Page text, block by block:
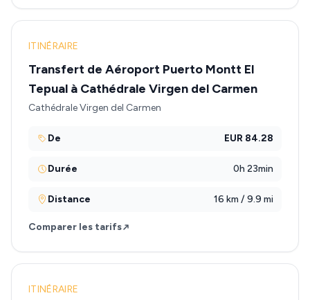
ITINÉRAIRE
Transfert de Aéroport Puerto Montt El
Tepual à Cathédrale Virgen del Carmen
Cathédrale Virgen del Carmen
De EUR 84.28
Durée 0h 23min
Distance 16 km / 9.9 mi
Comparer les tarifs
ITINÉRAIRE